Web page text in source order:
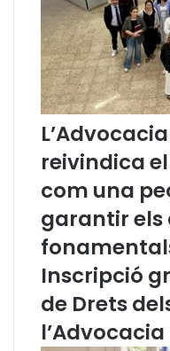
d
v
c
c
i
d
e
a
r
c
e
o
reivindica
com una
garantir els
Inscripció
de Drets